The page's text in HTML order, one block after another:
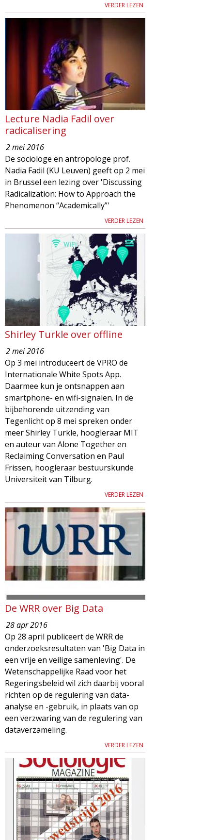
VERDER LEZEN
Lecture Nadia Fadil over
radicalisering
2 mei 2016
De sociologe en antropologe prof.
Nadia Fadil (KU Leuven) geeft op 2 mei
in Brussel een lezing over 'Discussing
Radicalization: How to Approach the
Phenomenon “Academically”'
VERDER LEZEN
Shirley Turkle over offline
2 mei 2016
Op 3 mei introduceert de VPRO de
Internationale White Spots App.
Daarmee kun je ontsnappen aan
smartphone- en wifi-signalen. In de
bijbehorende uitzending van
Tegenlicht op 8 mei spreken onder
meer Shirley Turkle, hoogleraar MIT
en auteur van Alone Together en
Reclaiming Conversation en Paul
Frissen, hoogleraar bestuurskunde
Universiteit van Tilburg.
VERDER LEZEN
De WRR over Big Data
28 apr 2016
Op 28 april publiceert de WRR de
onderzoeksresultaten van 'Big Data in
een vrije en veilige samenleving'. De
Wetenschappelijke Raad voor het
Regeringsbeleid wil zich daarbij vooral
richten op de regulering van data-
analyse en -gebruik, in plaats van op
een verzwaring van de regulering van
dataverzameling.
VERDER LEZEN